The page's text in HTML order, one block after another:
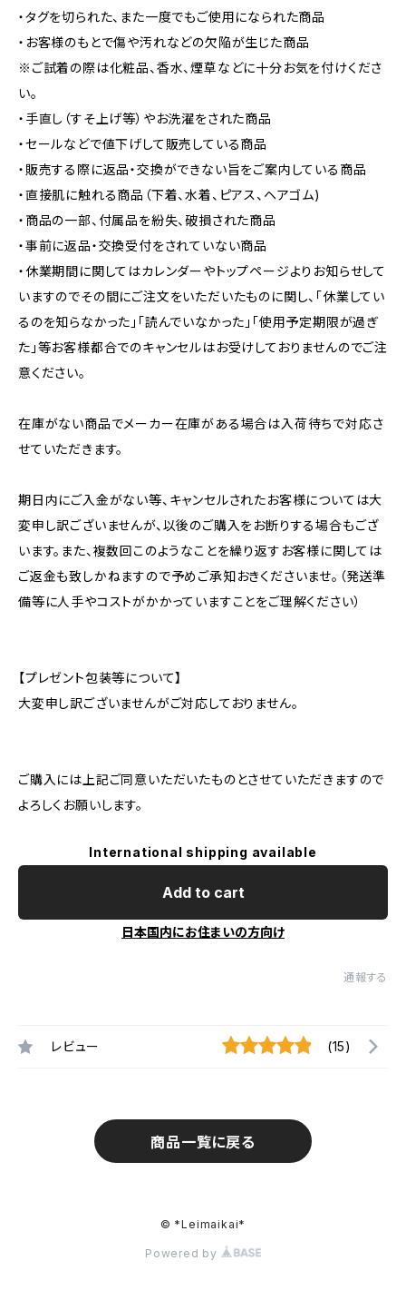
・タグを切られた、また一度でもご使用になられた商品
・お客様のもとで傷や汚れなどの欠陥が生じた商品
※ご試着の際は化粧品、香水、煙草などに十分お気を付けくださ
い。
・手直し（すそ上げ等）やお洗濯をされた商品
・セールなどで値下げして販売している商品
・販売する際に返品・交換ができない旨をご案内している商品
・直接肌に触れる商品（下着、水着、ピアス、ヘアゴム)
・商品の一部、付属品を紛失、破損された商品
・事前に返品・交換受付をされていない商品
・休業期間に関してはカレンダーやトップページよりお知らせして
いますのでその間にご注文をいただいたものに関し、「休業してい
るのを知らなかった」「読んでいなかった」「使用予定期限が過ぎ
た」等お客様都合でのキャンセルはお受けしておりませんのでご注
意ください。
在庫がない商品でメーカー在庫がある場合は入荷待ちで対応さ
せていただきます。
期日内にご入金がない等、キャンセルされたお客様については大
変申し訳ございませんが、以後のご購入をお断りする場合もござ
います。また、複数回このようなことを繰り返すお客様に関しては
ご返金も致しかねますので予めご承知おきくださいませ。（発送準
備等に人手やコストがかかっていますことをご理解ください）
【プレゼント包装等について】
大変申し訳ございませんがご対応しておりません。
ご購入には上記ご同意いただいたものとさせていただきますので
よろしくお願いします。
International shipping available
Add to cart
日本国内にお住まいの方向け
通報する
レビュー (15)
商品一覧に戻る
© *Leimaikai*
Powered by